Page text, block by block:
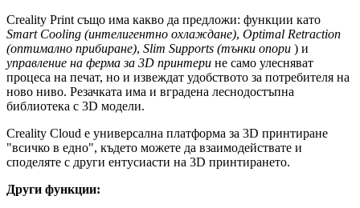
Creality Print също има какво да предложи: функции като
Smart Cooling (интелигентно охлаждане), Optimal Retraction
(оптимално прибиране), Slim Supports (тънки опори ) и
управление на ферма за 3D принтери не само улесняват
процеса на печат, но и извеждат удобството за потребителя на
ново ниво. Резачката има и вградена леснодостъпна
библиотека с 3D модели.
Creality Cloud е универсална платформа за 3D принтиране
"всичко в едно", където можете да взаимодействате и
споделяте с други ентусиасти на 3D принтирането.
Други функции: